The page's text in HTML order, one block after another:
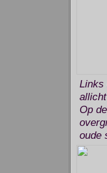
Links
Op
oude